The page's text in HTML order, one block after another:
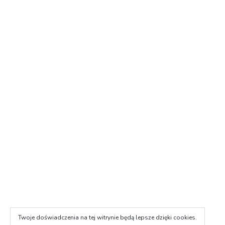
Twoje doświadczenia na tej witrynie będą lepsze dzięki cookies.